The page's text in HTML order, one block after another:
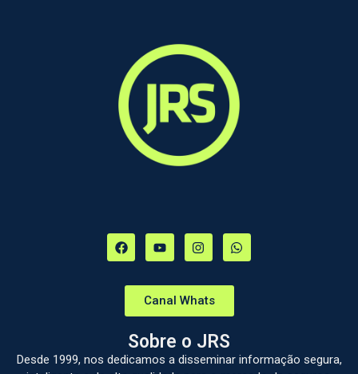
Canal Whats
Sobre o JRS
Desde 1999, nos dedicamos a disseminar informação segura,